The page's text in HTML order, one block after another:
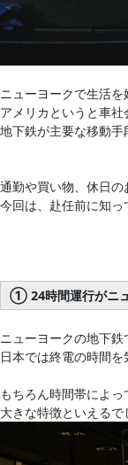
ニューヨークで生活
アメリカというと車
地下鉄が主要な移動手
通勤や買い物、休日
今回は、赴任前に知
① 24時間運行がニ
ニューヨークの地下
日本では終電の時間
もちろん時間帯によっ
大きな特徴といえるで